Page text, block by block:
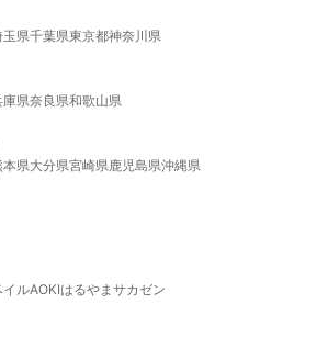
玉県千葉県東京都神奈川県
庫県奈良県和歌山県
本県大分県宮崎県鹿児島県沖縄県
イルAOKIはるやま サカゼン